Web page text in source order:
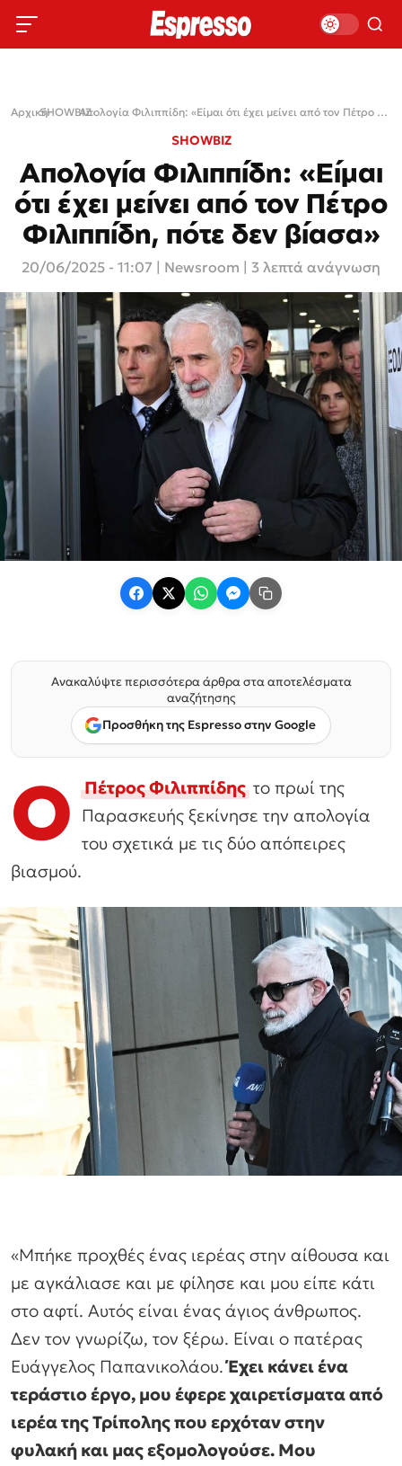
Αρχική›
SHOWBIZ› Απολογία Φιλιππίδη: «Είμαι ότι έχει μείνει από τον Πέτρο Φιλιππίδη, πότε δεν βίασα»
SHOWBIZ
Απολογία Φιλιππίδη: «Είμαι
ότι έχει μείνει από τον Πέτρο
Φιλιππίδη, πότε δεν βίασα»
20/06/2025 - 11:07 Newsroom | 3 λεπτά ανάγνωση
Ανακαλύψτε περισσότερα άρθρα στα αποτελέσματα
αναζήτησης
Προσθήκη της Espresso στην Google
Ο Πέτρος Φιλιππίδηςτο πρωί της
Παρασκευής ξεκίνησε την απολογία
του σχετικά με τις δύο απόπειρες
βιασμού.
«Μπήκε προχθές ένας ιερέας στην αίθουσα και
με αγκάλιασε και με φίλησε και μου είπε κάτι
στο αφτί. Αυτός είναι ένας άγιος άνθρωπος.
Δεν τον γνωρίζω, τον ξέρω. Είναι ο πατέρας
Ευάγγελος Παπανικολάου.Έχει κάνει ένα
τεράστιο έργο, μου έφερε χαιρετίσματα από
ιερέα της Τρίπολης που ερχόταν στην
φυλακή και μας εξομολογούσε. Μου